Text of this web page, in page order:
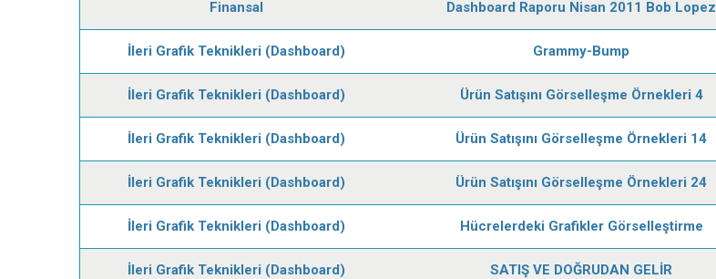
Finansal Dashboard Raporu Nisan 2011 Bob Lopez
İleri Grafik Teknikleri (Dashboard) Grammy-Bump
İleri Grafik Teknikleri (Dashboard) Ürün Satışını Görselleşme Örnekleri 4
İleri Grafik Teknikleri (Dashboard) Ürün Satışını Görselleşme Örnekleri 14
İleri Grafik Teknikleri (Dashboard) Ürün Satışını Görselleşme Örnekleri 24
İleri Grafik Teknikleri (Dashboard) Hücrelerdeki Grafikler Görselleştirme
İleri Grafik Teknikleri (Dashboard) SATIŞ VE DOĞRUDAN GELİR